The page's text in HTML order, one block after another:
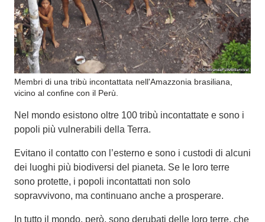
Membri di una tribù incontattata nell'Amazzonia brasiliana,
vicino al confine con il Perù.
Nel mondo esistono oltre 100 tribù incontattate e sono i
popoli più vulnerabili della Terra.
Evitano il contatto con l’esterno e sono i custodi di alcuni
dei luoghi più biodiversi del pianeta. Se le loro terre
sono protette, i popoli incontattati non solo
sopravvivono, ma continuano anche a prosperare.
In tutto il mondo, però, sono derubati delle loro terre, che